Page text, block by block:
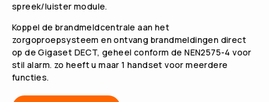
spreek/luister module.
Koppel de brandmeldcentrale aan het
zorgoproepsysteem en ontvang brandmeldingen direct
op de Gigaset DECT, geheel conform de NEN2575-4 voor
stil alarm. zo heeft u maar 1 handset voor meerdere
functies.